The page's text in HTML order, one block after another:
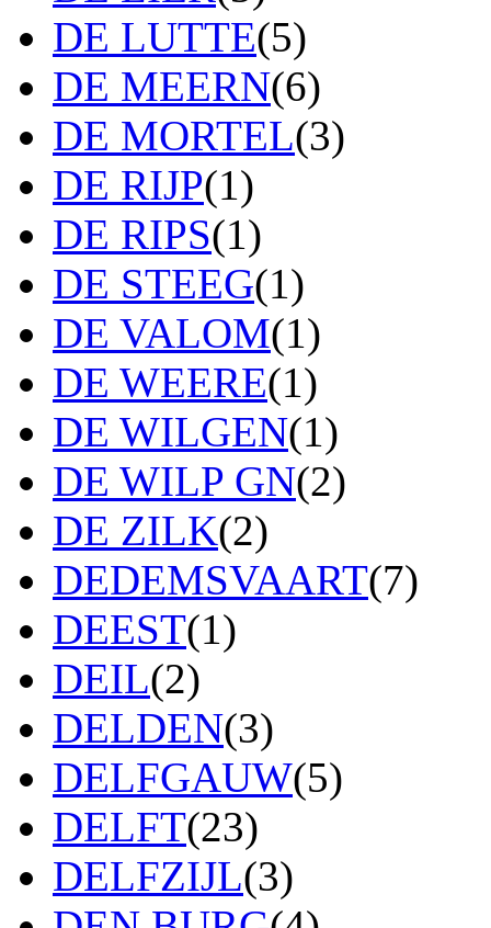
DE LUTTE(5)
DE MEERN(6)
DE MORTEL(3)
DE RIJP(1)
DE RIPS(1)
DE STEEG(1)
DE VALOM(1)
DE WEERE(1)
DE WILGEN(1)
DE WILP GN(2)
DE ZILK(2)
DEDEMSVAART(7)
DEEST(1)
DEIL(2)
DELDEN(3)
DELFGAUW(5)
DELFT(23)
DELFZIJL(3)